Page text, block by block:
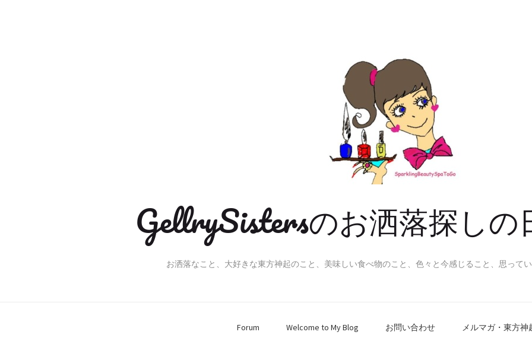
GellrySistersのお洒落探し
お洒落なこと、大好きな東方神起のこと、美味しい食べ物のこと、色々と今感じること、思って
Forum Welcome to My Blog お問い合わせ メルマガ・東方神